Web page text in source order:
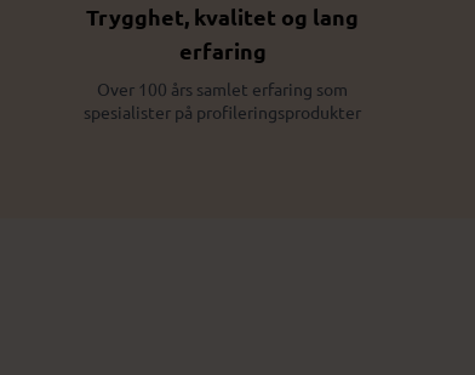
Trygghet, kvalitet og lang
erfaring
Over 100 års samlet erfaring som
spesialister på profileringsprodukter